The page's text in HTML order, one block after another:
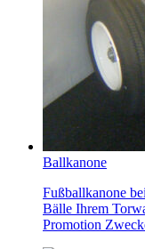
Ballkanone
Fußballkanone
Bälle Ihrem
Promotion